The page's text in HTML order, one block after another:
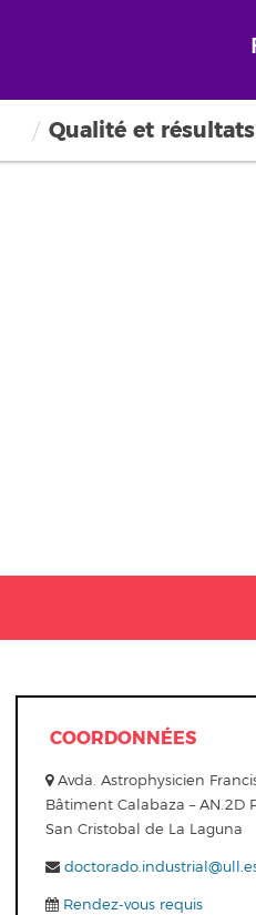
Qualité et résultats
COORDONNÉES
Avda. Astrophysicien
Bâtiment Calabaza – AN.2D
San Cristobal de La Laguna
Rendez-vous requis